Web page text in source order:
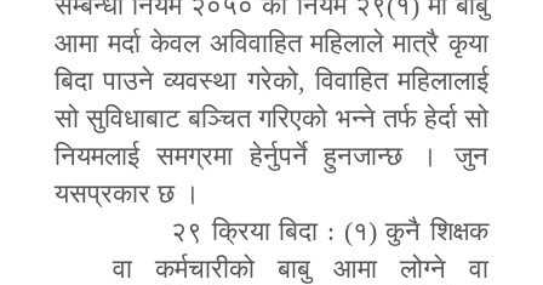
आमा मर्दा केवल अविवाहित महिलाले मात्रै कृया
बिदा पाउने व्यवस्था गरेको,विवाहित महिलालाई
सो सुविधाबाट बञ्चित गरिएको भन्ने तर्फ हेर्दा सो
नियमलाई समग्रमा हेर्नुपर्ने हुनजान्छ । जुन
यसप्रकार छ ।
२९ क्रिया बिदा : (१) कुनै शिक्षक
वा कर्मचारीको बाबु आमा लोग्ने वा